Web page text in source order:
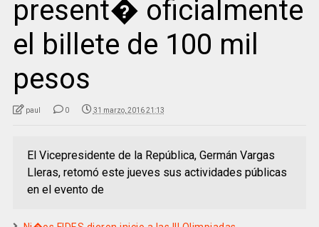
present� oficialmente
el billete de 100 mil
pesos
paul 0 31 marzo, 2016 21:13
El Vicepresidente de la República, Germán Vargas
Lleras, retomó este jueves sus actividades públicas
en el evento de